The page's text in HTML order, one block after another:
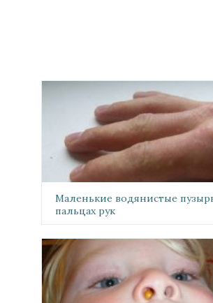
Маленькие водянистые
пальцах рук